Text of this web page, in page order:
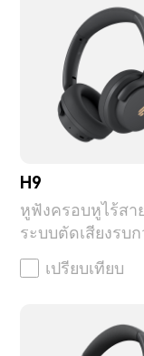
H9
หูฟังครอบหูไร้สา
ระบบตัดเสียงรบ
เปรียบเทียบ